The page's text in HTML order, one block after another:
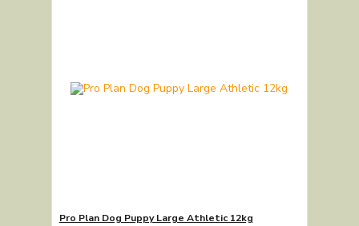
Pro Plan Dog Puppy Large Athletic 12kg